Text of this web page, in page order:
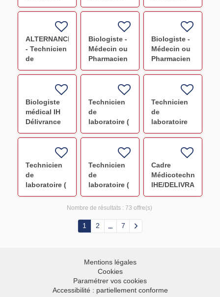
IH/DEL F/H
IH/DIS/DEL
HLA F/H
ALTERNANCE
- Technicien
de
laboratoire
Biologiste -
Médecin ou
Pharmacien
(Créteil) F/H
Biologiste -
Médecin ou
Pharmacien
(Versailles-
Biologiste
médical IH
Délivrance
F/H
Technicien
de
laboratoire (
Paris -
Technicien
de
laboratoire
(Paris -
Technicien
de
laboratoire (
Pitié
Technicien
de
laboratoire (
Pitié
Salpêtrière )
Cadre
Médicotechnique
IHE/DELIVRANCE
Nombre de résultats : 73 offre(s)
1 2 7
Mentions légales
Cookies
Paramétrer vos cookies
Accessibilité : partiellement conforme